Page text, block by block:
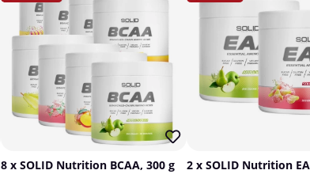
8 x SOLID Nutrition BCAA, 300 g 2 x SOLID Nutrition